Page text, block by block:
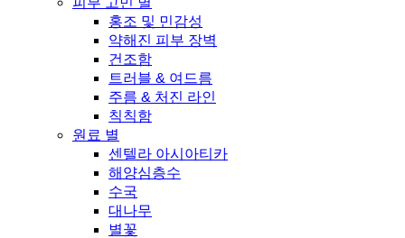
홍조 및 민감성
약해진 피부 장벽
건조함
트러블 & 여드름
주름 & 처진 라인
칙칙함
원료 별
센텔라 아시아티카
해양심층수
수국
대나무
별꽃